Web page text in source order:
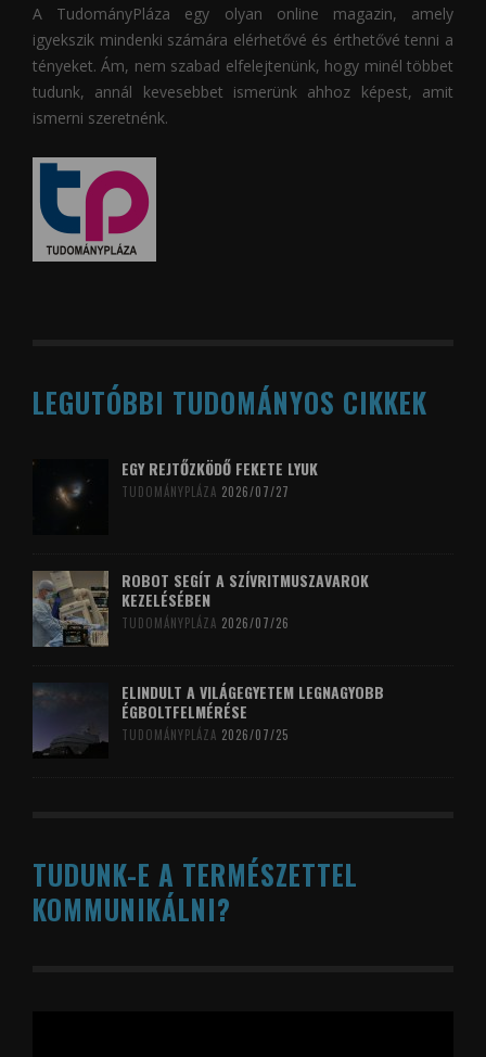
A TudományPláza egy olyan online magazin, amely
igyekszik mindenki számára elérhetővé és érthetővé tenni a
tényeket. Ám, nem szabad elfelejtenünk, hogy minél többet
tudunk, annál kevesebbet ismerünk ahhoz képest, amit
ismerni szeretnénk.
LEGUTÓBBI TUDOMÁNYOS CIKKEK
EGY REJTŐZKÖDŐ FEKETE LYUK
TUDOMÁNYPLÁZA 2026/07/27
ROBOT SEGÍT A SZÍVRITMUSZAVAROK
KEZELÉSÉBEN
TUDOMÁNYPLÁZA 2026/07/26
ELINDULT A VILÁGEGYETEM LEGNAGYOBB
ÉGBOLTFELMÉRÉSE
TUDOMÁNYPLÁZA 2026/07/25
TUDUNK-E A TERMÉSZETTEL
KOMMUNIKÁLNI?